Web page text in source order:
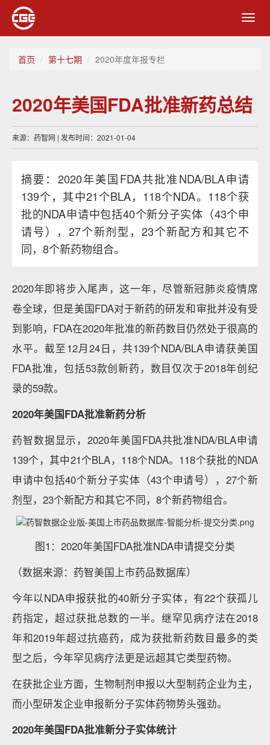
首页 第十七期 2020年度年报专栏
2020年美国FDA批准新药总结
来源：药智网 | 发布时间：2021-01-04
摘要：2020年美国FDA共批准NDA/BLA申请
139个，其中21个BLA，118个NDA。118个获
批的NDA申请中包括40个新分子实体（43个申
请号），27个新剂型，23个新配方和其它不
同，8个新药物组合。
2020年即将步入尾声，这一年，尽管新冠肺炎疫情席
卷全球，但是美国FDA对于新药的研发和审批并没有受
到影响，FDA在2020年批准的新药数目仍然处于很高的
水平。截至12月24日，共139个NDA/BLA申请获美国
FDA批准，包括53款创新药，数目仅次于2018年创纪
录的59款。
2020年美国FDA批准新药分析
药智数据显示，2020年美国FDA共批准NDA/BLA申请
139个，其中21个BLA，118个NDA。118个获批的NDA
申请中包括40个新分子实体（43个申请号），27个新
剂型，23个新配方和其它不同，8个新药物组合。
图1：2020年美国FDA批准NDA申请提交分类
（数据来源：药智美国上市药品数据库）
今年以NDA申报获批的40新分子实体，有22个获孤儿
药指定，超过获批总数的一半。继罕见病疗法在2018
年和2019年超过抗癌药，成为获批新药数目最多的类
型之后，今年罕见病疗法更是远超其它类型药物。
在获批企业方面，生物制剂申报以大型制药企业为主，
而小型研发企业申报新分子实体药物势头强劲。
2020年美国FDA批准新分子实体统计